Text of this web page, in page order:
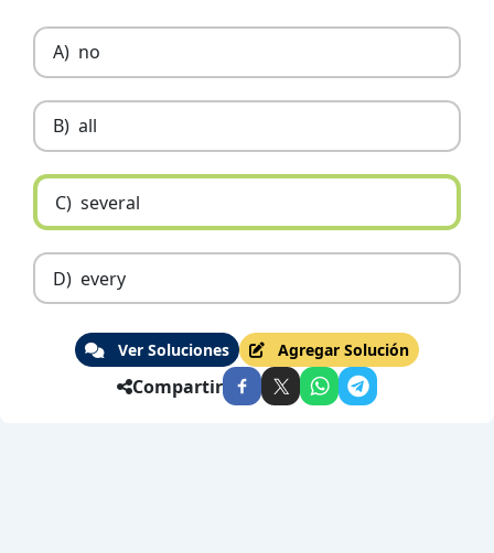
A) no
B) all
C) several
D) every
Ver Soluciones Agregar Solución
Compartir